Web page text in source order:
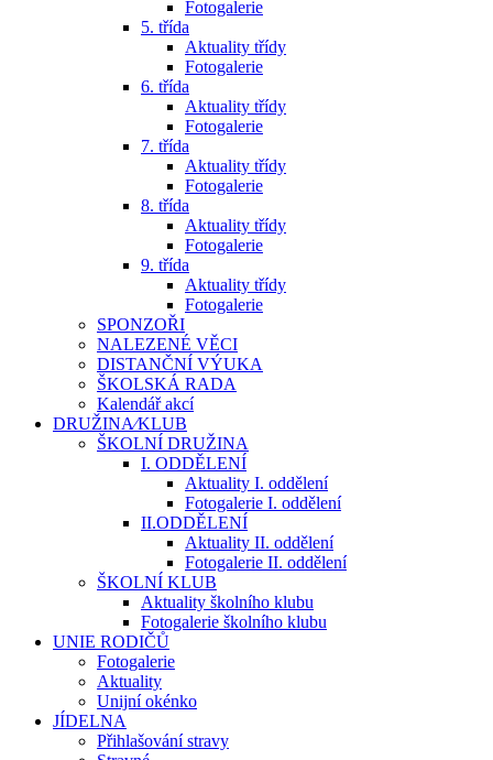
Fotogalerie
5. třída
Aktuality třídy
Fotogalerie
6. třída
Aktuality třídy
Fotogalerie
7. třída
Aktuality třídy
Fotogalerie
8. třída
Aktuality třídy
Fotogalerie
9. třída
Aktuality třídy
Fotogalerie
SPONZOŘI
NALEZENÉ VĚCI
DISTANČNÍ VÝUKA
ŠKOLSKÁ RADA
Kalendář akcí
DRUŽINA⁄KLUB
ŠKOLNÍ DRUŽINA
I. ODDĚLENÍ
Aktuality I. oddělení
Fotogalerie I. oddělení
II.ODDĚLENÍ
Aktuality II. oddělení
Fotogalerie II. oddělení
ŠKOLNÍ KLUB
Aktuality školního klubu
Fotogalerie školního klubu
UNIE RODIČŮ
Fotogalerie
Aktuality
Unijní okénko
JÍDELNA
Přihlašování stravy